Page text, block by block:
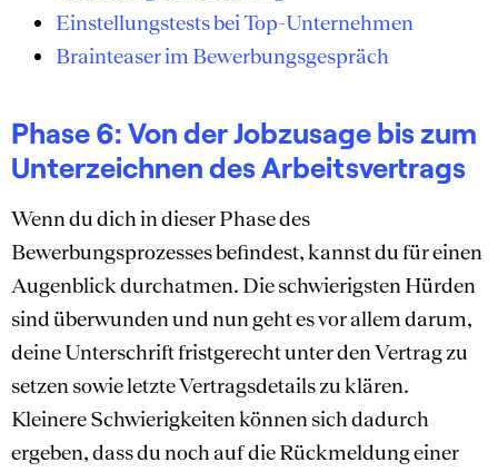
Einstellungstests bei Top-Unternehmen
Brainteaser im Bewerbungsgespräch
Phase 6: Von der Jobzusage bis zum
Unterzeichnen des Arbeitsvertrags
Wenn du dich in dieser Phase des
Bewerbungsprozesses befindest, kannst du für einen
Augenblick durchatmen. Die schwierigsten Hürden
sind überwunden und nun geht es vor allem darum,
deine Unterschrift fristgerecht unter den Vertrag zu
setzen sowie letzte Vertragsdetails zu klären.
Kleinere Schwierigkeiten können sich dadurch
ergeben, dass du noch auf die Rückmeldung einer